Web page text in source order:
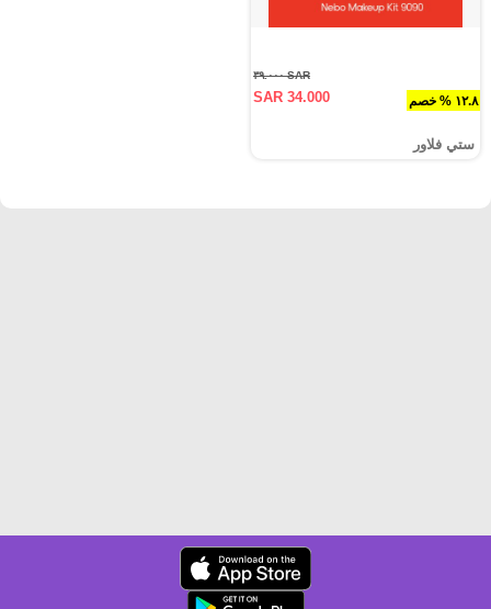
١٢.٨ % خصم
SAR ٣٩.٠٠٠
SAR 34.000
ستي فلاور